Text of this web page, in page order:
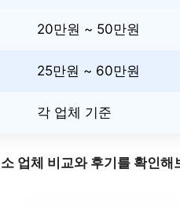
20만원 ~ 50만원
25만원 ~ 60만원
각 업체 기준
업체 비교와 후기를 확인해